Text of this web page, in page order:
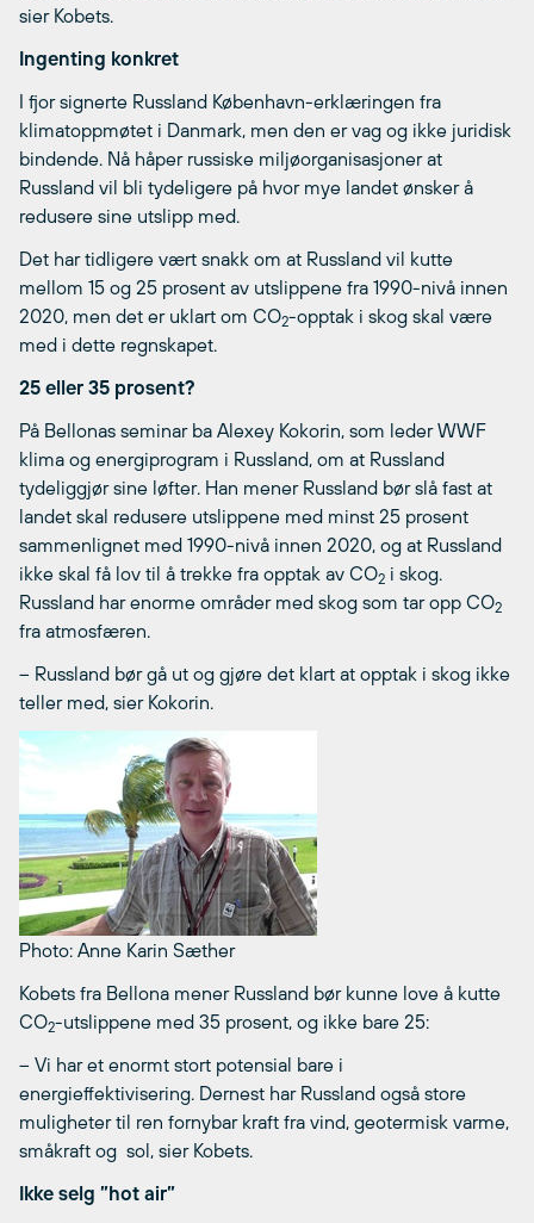
sier Kobets.
Ingenting konkret
I fjor signerte Russland København-erklæringen fra
klimatoppmøtet i Danmark, men den er vag og ikke juridisk
bindende. Nå håper russiske miljøorganisasjoner at
Russland vil bli tydeligere på hvor mye landet ønsker å
redusere sine utslipp med.
Det har tidligere vært snakk om at Russland vil kutte
mellom 15 og 25 prosent av utslippene fra 1990-nivå innen
2020, men det er uklart om CO2-opptak i skog skal være
med i dette regnskapet.
25 eller 35 prosent?
På Bellonas seminar ba Alexey Kokorin, som leder WWF
klima og energiprogram i Russland, om at Russland
tydeliggjør sine løfter. Han mener Russland bør slå fast at
landet skal redusere utslippene med minst 25 prosent
sammenlignet med 1990-nivå innen 2020, og at Russland
ikke skal få lov til å trekke fra opptak av CO2 i skog.
Russland har enorme områder med skog som tar opp CO2
fra atmosfæren.
– Russland bør gå ut og gjøre det klart at opptak i skog ikke
teller med, sier Kokorin.
Photo: Anne Karin Sæther
Kobets fra Bellona mener Russland bør kunne love å kutte
CO2-utslippene med 35 prosent, og ikke bare 25:
– Vi har et enormt stort potensial bare i
energieffektivisering. Dernest har Russland også store
muligheter til ren fornybar kraft fra vind, geotermisk varme,
småkraft og sol, sier Kobets.
Ikke selg ”hot air”